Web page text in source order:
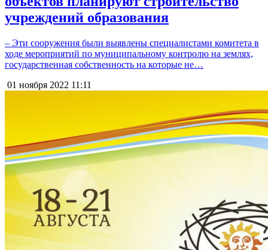
учреждений образования
– Эти сооружения были выявлены специалистами комитета в
ходе мероприятий по муниципальному контролю на землях,
государственная собственность на которые не…
01 ноября 2022 11:11